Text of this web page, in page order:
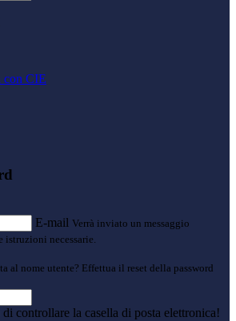
con CIE
E-mail Verrà inviato un messaggio
necessarie.
al nome utente? Effettua il reset della password
controllare la casella di posta elettronica!